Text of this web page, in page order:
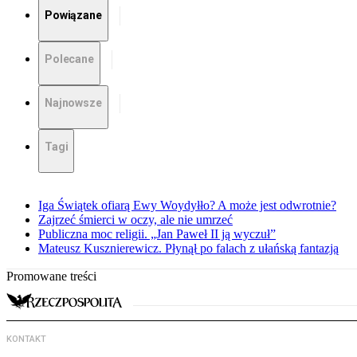
Powiązane
Polecane
Najnowsze
Tagi
Iga Świątek ofiarą Ewy Woydyłło? A może jest odwrotnie?
Zajrzeć śmierci w oczy, ale nie umrzeć
Publiczna moc religii. „Jan Paweł II ją wyczuł”
Mateusz Kusznierewicz. Płynął po falach z ułańską fantazją
Promowane treści
KONTAKT